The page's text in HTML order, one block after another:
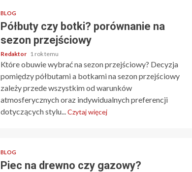
BLOG
Półbuty czy botki? porównanie na
sezon przejściowy
Redaktor 1 rok temu
Które obuwie wybrać na sezon przejściowy? Decyzja
pomiędzy półbutami a botkami na sezon przejściowy
zależy przede wszystkim od warunków
atmosferycznych oraz indywidualnych preferencji
dotyczących stylu... Czytaj więcej
BLOG
Piec na drewno czy gazowy?